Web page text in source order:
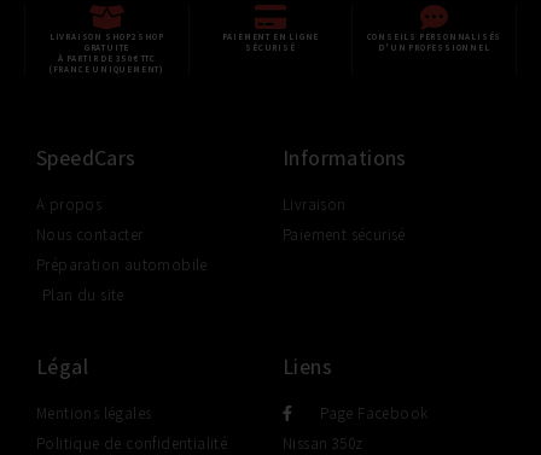
LIVRAISON SHOP2SHOP
GRATUITE
À PARTIR DE 350€ TTC
(FRANCE UNIQUEMENT)
PAIEMENT EN LIGNE
SÉCURISÉ
CONSEILS PERSONNALISÉS
D'UN PROFESSIONNEL
SpeedCars
A propos
Nous contacter
Préparation automobile
Plan du site
Informations
Livraison
Paiement sécurisé
Légal
Mentions légales
Politique de confidentialité
Liens
Page Facebook
Nissan 350z